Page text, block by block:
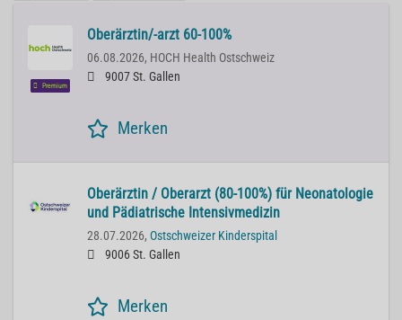
Premium
Oberärztin/-arzt 60-100%
06.08.2026, HOCH Health Ostschweiz
9007 St. Gallen
Merken
Oberärztin / Oberarzt (80-100%) für Neonatologie
und Pädiatrische Intensivmedizin
28.07.2026, Ostschweizer Kinderspital
9006 St. Gallen
Merken